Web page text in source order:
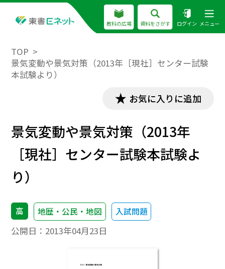
教科の広場 資料をさがす ログイン メニュー
TOP
景気変動や景気対策（2013年［現社］センター試験
本試験より）
お気に入りに追加
景気変動や景気対策（2013年
［現社］センター試験本試験よ
り）
高 地歴・公民・地図 入試問題
公開日： 2013年04月23日